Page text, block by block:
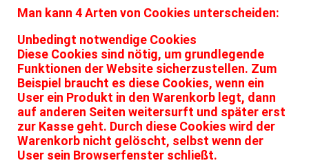
Man kann 4 Arten von Cookies unterscheiden:
Unbedingt notwendige Cookies
Diese Cookies sind nötig, um grundlegende
Funktionen der Website sicherzustellen. Zum
Beispiel braucht es diese Cookies, wenn ein
User ein Produkt in den Warenkorb legt, dann
auf anderen Seiten weitersurft und später erst
zur Kasse geht. Durch diese Cookies wird der
Warenkorb nicht gelöscht, selbst wenn der
User sein Browserfenster schließt.